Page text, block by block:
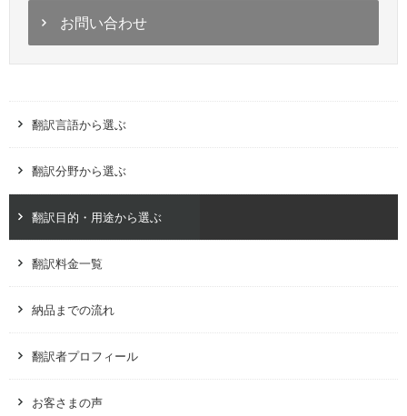
お問い合わせ
翻訳言語から選ぶ
翻訳分野から選ぶ
翻訳目的・用途から選ぶ
翻訳料金一覧
納品までの流れ
翻訳者プロフィール
お客さまの声